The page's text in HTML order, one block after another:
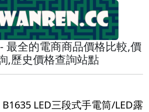
最全的電商商品價格比較,價
,歷史價格查詢站點
B1635 LED三段式手電筒/LED露